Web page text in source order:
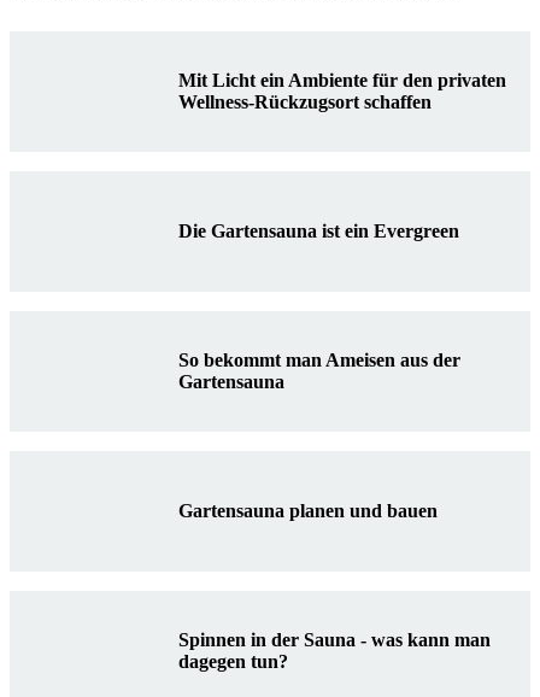
Mit Licht ein Ambiente für den privaten
Wellness-Rückzugsort schaffen
Die Gartensauna ist ein Evergreen
So bekommt man Ameisen aus der
Gartensauna
Gartensauna planen und bauen
Spinnen in der Sauna - was kann man
dagegen tun?